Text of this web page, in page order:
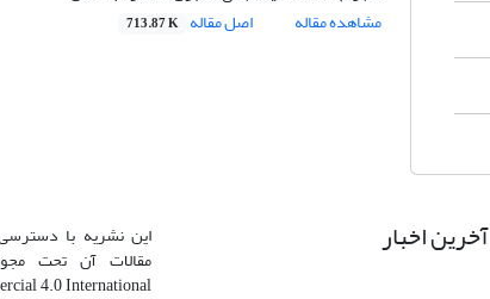
مشاهده مقاله
اصل مقاله 713.87 K
آخرین اخبار این نشریه با
4.0 International